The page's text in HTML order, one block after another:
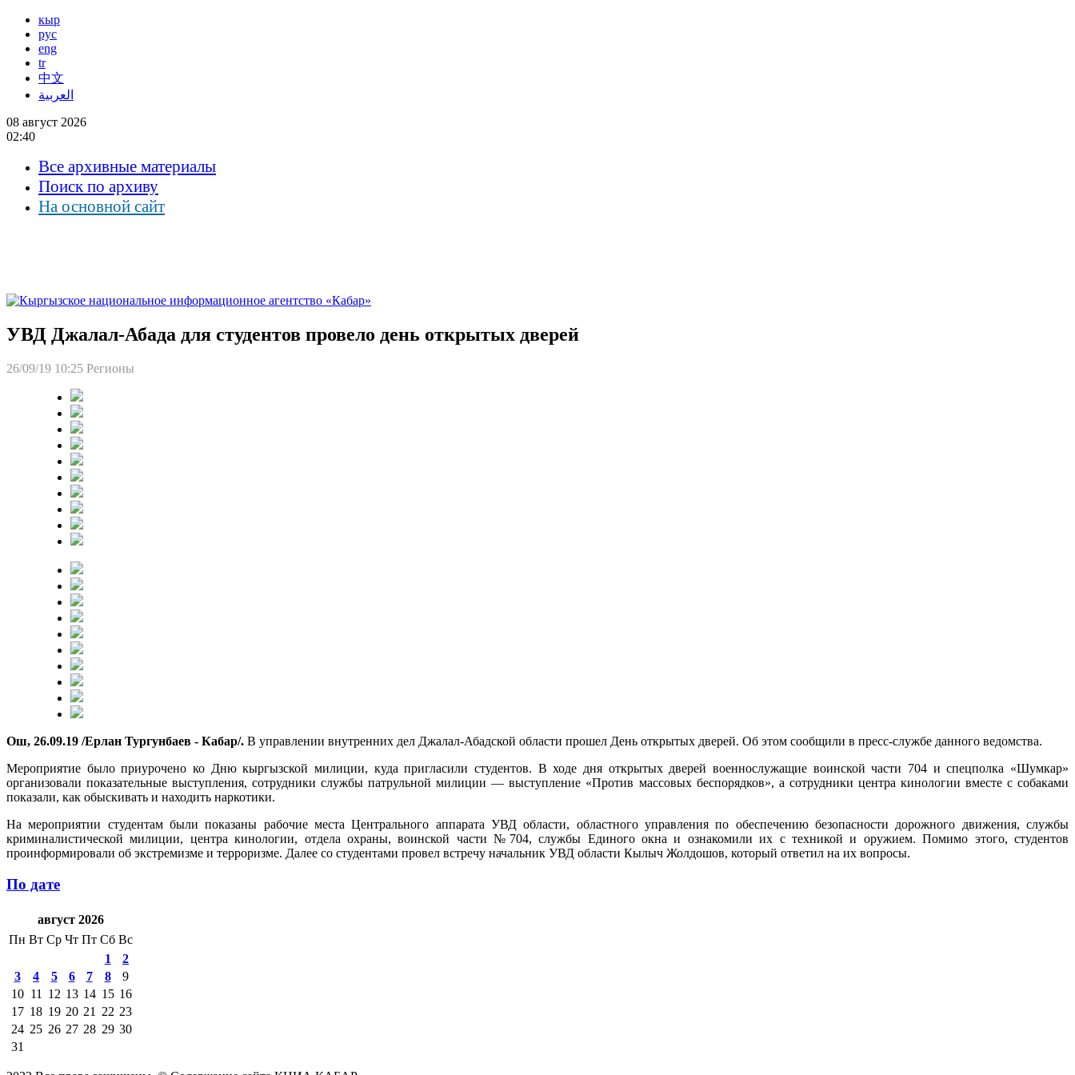
кыр
рус
eng
tr
中文
العربية
08 август 2026
02:40
Все архивные материалы
Поиск по архиву
На основной сайт
УВД Джалал-Абада для студентов провело день открытых дверей
26/09/19 10:25 Регионы
Ош, 26.09.19 /Ерлан Тургунбаев - Кабар/. В управлении внутренних дел Джалал-Абадской области прошел День открытых дверей. Об этом сообщили в пресс-службе данного ведомства.
Мероприятие было приурочено ко Дню кыргызской милиции, куда пригласили студентов. В ходе дня открытых дверей военнослужащие воинской части 704 и спецполка «Шумкар»
организовали показательные выступления, сотрудники службы патрульной милиции — выступление «Против массовых беспорядков», а сотрудники центра кинологии вместе с собаками
показали, как обыскивать и находить наркотики.
На мероприятии студентам были показаны рабочие места Центрального аппарата УВД области, областного управления по обеспечению безопасности дорожного движения, службы
криминалистической милиции, центра кинологии, отдела охраны, воинской части №704, службы Единого окна и ознакомили их с техникой и оружием. Помимо этого, студентов
проинформировали об экстремизме и терроризме. Далее со студентами провел встречу начальник УВД области Кылыч Жолдошов, который ответил на их вопросы.
По дате
август 2026
Пн Вт Ср Чт Пт Сб Вс
1
2
3
4 5 6 7 8
9
10 11 12 13 14 15 16
17 18 19 20 21 22 23
24 25 26 27 28 29 30
31